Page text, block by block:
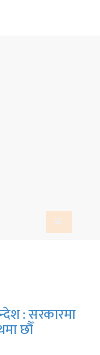
: सरकारमा
छौँ